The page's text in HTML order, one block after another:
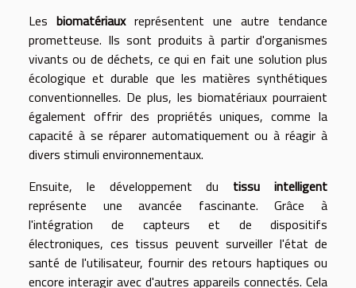
Les biomatériauxreprésentent une autre tendance
prometteuse. Ils sont produits à partir d'organismes
vivants ou de déchets, ce qui en fait une solution plus
écologique et durable que les matières synthétiques
conventionnelles. De plus, les biomatériaux pourraient
également offrir des propriétés uniques, comme la
capacité à se réparer automatiquement ou à réagir à
divers stimuli environnementaux.
Ensuite, le développement du tissu intelligent
représente une avancée fascinante. Grâce à
l'intégration de capteurs et de dispositifs
électroniques, ces tissus peuvent surveiller l'état de
santé de l'utilisateur, fournir des retours haptiques ou
encore interagir avec d'autres appareils connectés. Cela